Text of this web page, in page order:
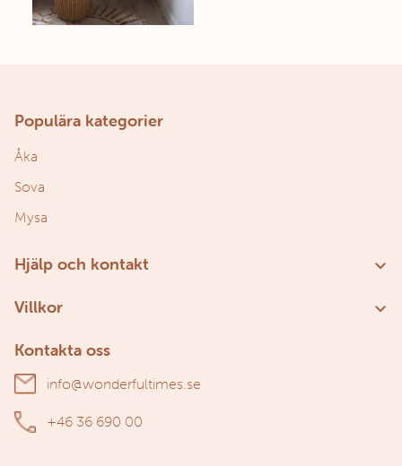
Populära kategorier
Åka
Sova
Mysa
Hjälp och kontakt
Kundservice
Villkor
Användarvillkor
Personuppgiftspolicy
Kontakta oss
info@wonderfultimes.se
+46 36 690 00